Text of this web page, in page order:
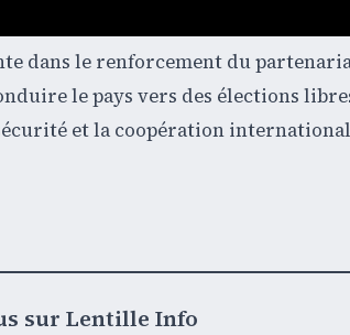
dans le renforcement du
le pays vers des élections
et la coopération
sur Lentille Info